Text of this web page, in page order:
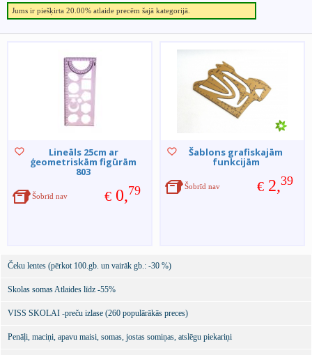
Jums ir piešķirta 20.00% atlaide precēm šajā kategorijā.
Lineāls 25cm ar
ģeometriskām figūrām
803
€ 0,79
Šobrīd nav
Šablons grafiskajām
funkcijām
€ 2,39
Šobrīd nav
Čeku lentes (pērkot 100.gb. un vairāk gb.: -30 %)
Skolas somas Atlaides līdz -55%
VISS SKOLAI -preču izlase (260 populārākās preces)
Penāļi, maciņi, apavu maisi, somas, jostas somiņas, atslēgu piekariņi